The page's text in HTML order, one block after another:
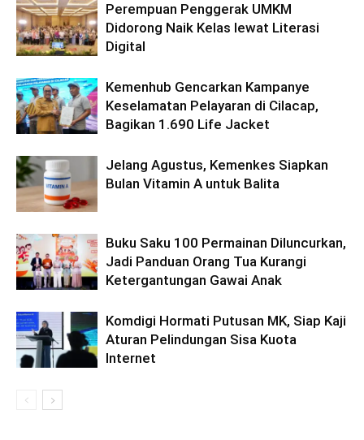
Perempuan Penggerak UMKM
Didorong Naik Kelas lewat Literasi
Digital
Kemenhub Gencarkan Kampanye
Keselamatan Pelayaran di Cilacap,
Bagikan 1.690 Life Jacket
Jelang Agustus, Kemenkes Siapkan
Bulan Vitamin A untuk Balita
Buku Saku 100 Permainan Diluncurkan,
Jadi Panduan Orang Tua Kurangi
Ketergantungan Gawai Anak
Komdigi Hormati Putusan MK, Siap Kaji
Aturan Pelindungan Sisa Kuota
Internet